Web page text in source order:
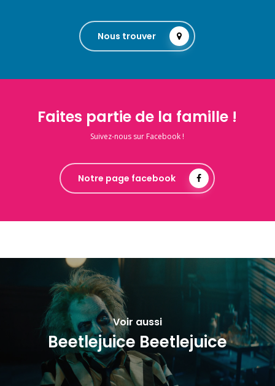
Nous trouver
Faites partie de la famille !
Suivez-nous sur Facebook !
Notre page facebook
Voir aussi
Beetlejuice Beetlejuice